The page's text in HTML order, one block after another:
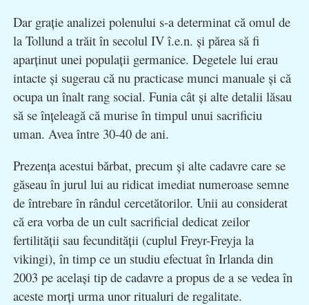
Dar graţie analizei polenului s-a determinat că omul de
la Tollund a trăit în secolul IV î.e.n. şi părea să fi
aparţinut unei populaţii germanice. Degetele lui erau
intacte şi sugerau că nu practicase munci manuale şi că
ocupa un înalt rang social. Funia cât şi alte detalii lăsau
să se înţeleagă că murise în timpul unui sacrificiu
uman. Avea între 30-40 de ani.
Prezenţa acestui bărbat, precum şi alte cadavre care se
găseau în jurul lui au ridicat imediat numeroase semne
de întrebare în rândul cercetătorilor. Unii au considerat
că era vorba de un cult sacrificial dedicat zeilor
fertilităţii sau fecundităţii (cuplul Freyr-Freyja la
vikingi), în timp ce un studiu efectuat în Irlanda din
2003 pe acelaşi tip de cadavre a propus de a se vedea în
aceste morţi urma unor ritualuri de regalitate.